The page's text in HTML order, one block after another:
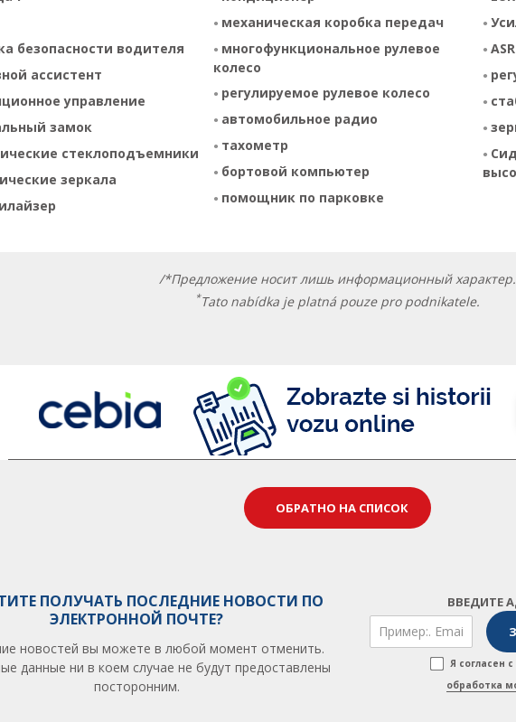
безопасности водителя
ассистент
управление
замок
стеклоподъемники
зеркала
механическая коробка передач
многофункциональное рулевое
колесо
регулируемое рулевое колесо
автомобильное радио
тахометр
бортовой компьютер
помощник по парковке
ASR
/*Предложение носит лишь информационный характер.
*Tato nabídka je platná pouze pro podnikatele.
ОБРАТНО НА СПИСОК
ПОЛУЧАТЬ ПОСЛЕДНИЕ НОВОСТИ ПО
ЭЛЕКТРОННОЙ ПОЧТЕ?
новостей вы можете в любой момент отменить.
данные ни в коем случае не будут предоставлены
посторонним.
ВВЕДИТЕ
Я согласен
обработка